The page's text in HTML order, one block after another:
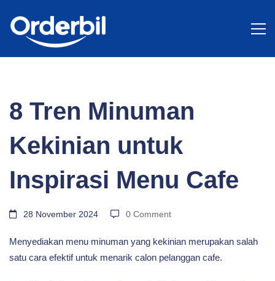
8
Tren
Minuman
Kekinian
untuk
8 Tren Minuman
Kekinian untuk
Inspirasi Menu Cafe
28 November 2024 0 Comment
Menyediakan menu minuman yang kekinian merupakan salah
satu cara efektif untuk menarik calon pelanggan cafe.